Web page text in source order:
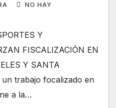
NO HAY
Y
FISCALIZACIÓN EN
Y SANTA
trabajo focalizado en
a la…